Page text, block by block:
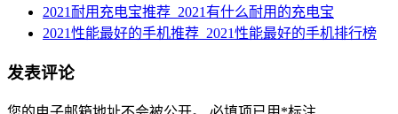
2021耐用充电宝推荐_2021有什么耐用的充电宝
2021性能最好的手机推荐_2021性能最好的手机排行榜
发表评论